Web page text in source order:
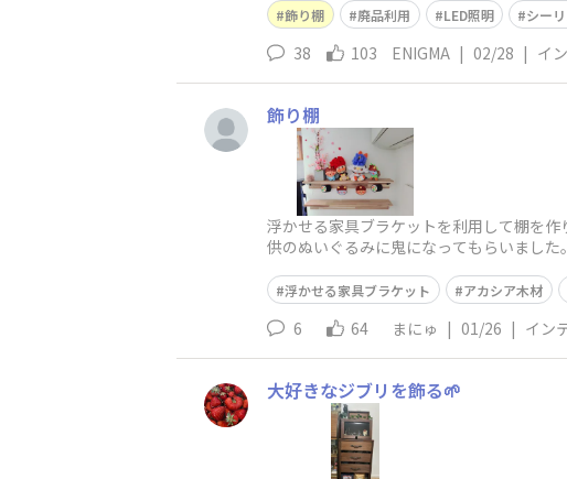
飾り棚 廃品利用 LED照明 シー
38 103 ENIGMA | 02/28 | イ
飾り棚
浮かせる家具ブラケットを利用して棚を
供のぬいぐるみに鬼になってもらいまし
浮かせる家具ブラケット アカシア木材
6 64 まにゅ | 01/26 | イン
大好きなジブリを飾る🌱